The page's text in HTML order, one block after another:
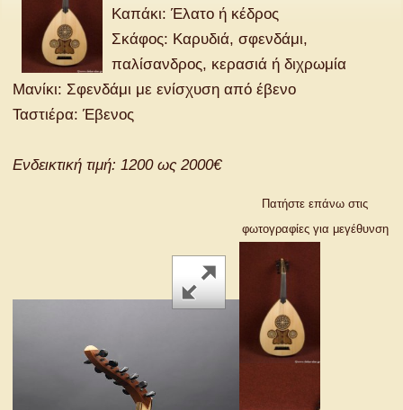
Καπάκι: Έλατο ή κέδρος
Σκάφος: Καρυδιά, σφενδάμι,
παλίσανδρος, κερασιά ή διχρωμία
Μανίκι: Σφενδάμι με ενίσχυση από έβενο
Ταστιέρα: Έβενος
Ενδεικτική τιμή: 1200 ως 2000€
Πατήστε επάνω στις
φωτογραφίες για μεγέθυνση